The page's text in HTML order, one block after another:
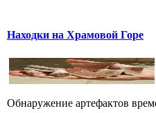
Находки на Храмовой Горе
Обнаружение артефактов